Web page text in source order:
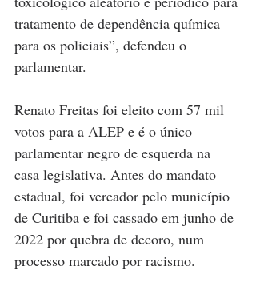
tratamento de dependência química
para os policiais”, defendeu o
parlamentar.
Renato Freitas foi eleito com 57 mil
votos para a ALEP e é o único
parlamentar negro de esquerda na
casa legislativa. Antes do mandato
estadual, foi vereador pelo município
de Curitiba e foi cassado em junho de
2022 por quebra de decoro, num
processo marcado por racismo.